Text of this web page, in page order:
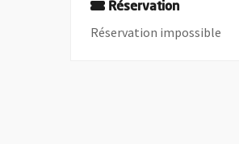
Réservation
Réservation impossible